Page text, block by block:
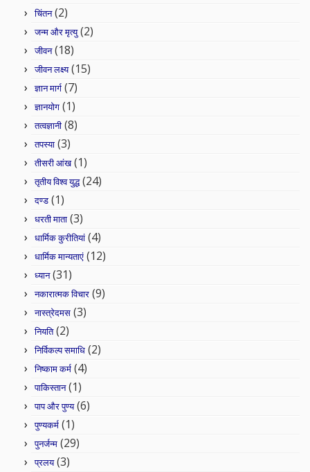
चिंतन(2)
जन्म और मृत्यु(2)
जीवन(18)
जीवन लक्ष्य(15)
ज्ञान मार्ग (7)
ज्ञानयोग (1)
तत्वज्ञानी (8)
तपस्या (3)
तीसरी आंख(1)
तृतीय विश्व युद्ध(24)
दण्ड (1)
धरती माता (3)
धार्मिक कुरीतियां (4)
धार्मिक मान्यताएं (12)
ध्यान(31)
नकारात्मक विचार (9)
नास्त्रेदमस (3)
नियति(2)
निर्विकल्प समाधि (2)
निष्काम कर्म (4)
पाकिस्तान(1)
पाप और पुण्य(6)
पुण्यकर्म (1)
पुनर्जन्म (29)
प्रलय(3)